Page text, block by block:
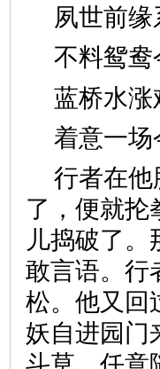
夙世前
不料鸳
蓝桥水
着意一
行者在他
了，便就抡
儿捣破了。
敢言语。行
松。他又回
妖自进园门